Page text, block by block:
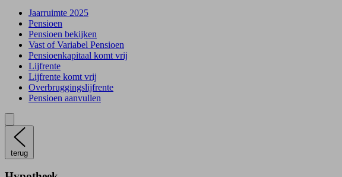
Jaarruimte 2025
Pensioen
Pensioen bekijken
Vast of Variabel Pensioen
Pensioenkapitaal komt vrij
Lijfrente
Lijfrente komt vrij
Overbruggingslijfrente
Pensioen aanvullen
terug